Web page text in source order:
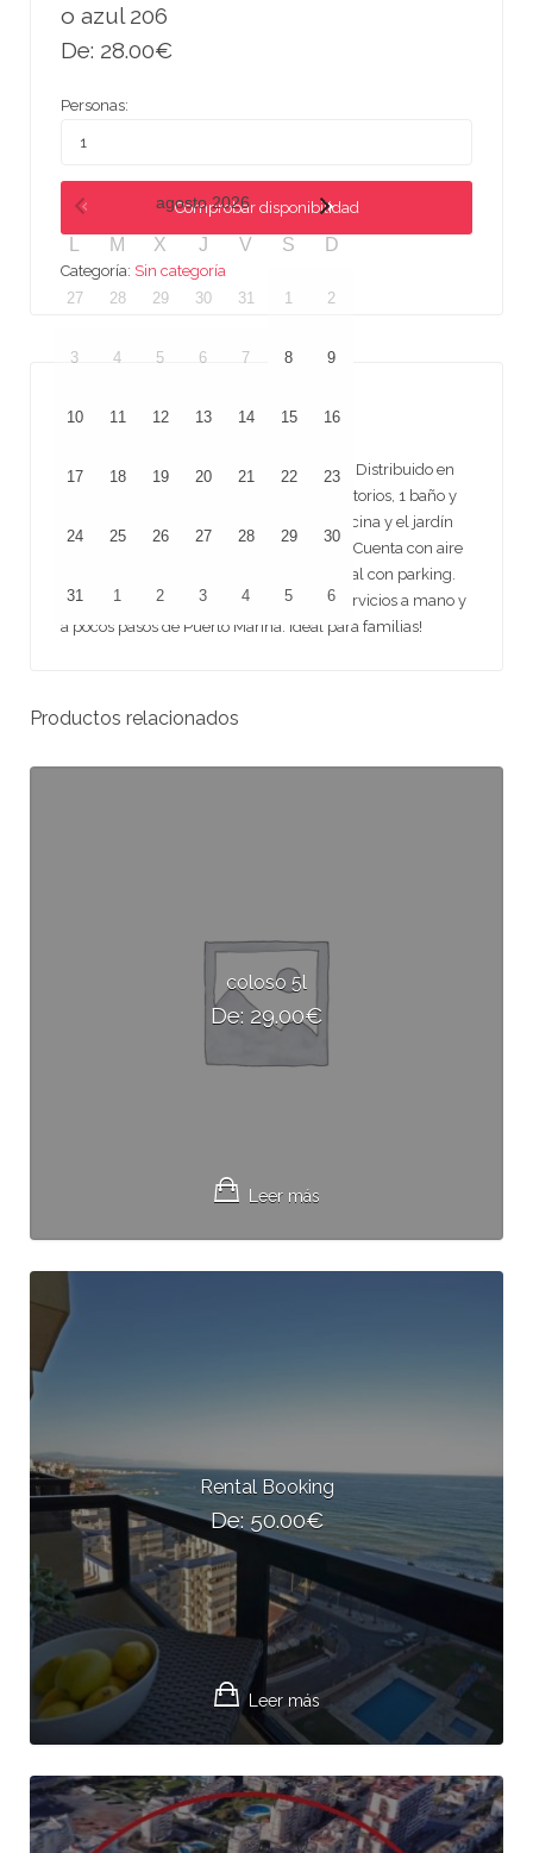
o azul 206
De: 28.00€
Personas:
agosto 2026
M X J V S D
27 28 29 30 31 1 2
3 4 5 6 7 8 9
10 11 12 13 14 15 16
17 18 19 20 21 22 23
24 25 26 27 28 29 30
31 1 2 3 4 5 6
Comprobar disponibilidad
Categoría: Sin categoría
Amplio piso a 2 minutos a pie de la playa. Distribuido en
salón-comedor, cocina equipada, 2 dormitorios, 1 baño y
amplia terraza con acceso directo a la piscina y el jardín
comunitarios. Completamente equipado. Cuenta con aire
acondicionado y WIFI. Conjunto residencial con parking.
Ubicación extraordinaria, con todos los servicios a mano y
a pocos pasos de Puerto Marina. Ideal para familias!
Productos relacionados
coloso 5l
De: 29.00€
Leer más
Rental Booking
De: 50.00€
Leer más